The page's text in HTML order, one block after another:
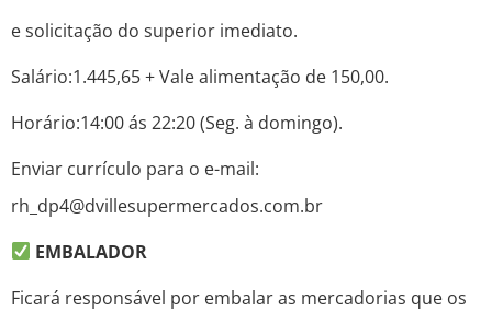
e solicitação do superior imediato.
Salário:1.445,65 + Vale alimentação de 150,00.
Horário:14:00 ás 22:20 (Seg. à domingo).
Enviar currículo para o e-mail:
rh_dp4@dvillesupermercados.com.br
EMBALADOR
Ficará responsável por embalar as mercadorias que os